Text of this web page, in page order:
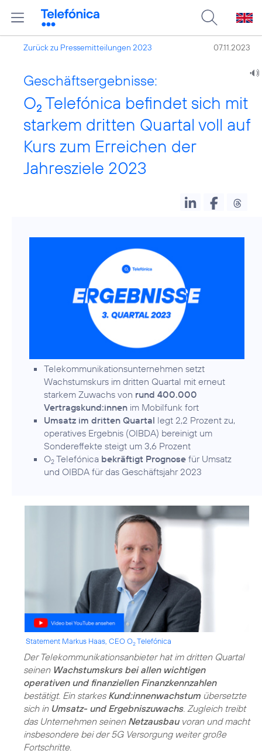
Zurück zu Pressemitteilungen 2023 07.11.2023
Geschäftsergebnisse:
O2 Telefónica befindet sich mit
starkem dritten Quartal voll auf
Kurs zum Erreichen der
Jahresziele 2023
Telekommunikationsunternehmen setzt
Wachstumskurs im dritten Quartal mit erneut
starkem Zuwachs von rund 400.000
Vertragskund:innen im Mobilfunk fort
Umsatz im dritten Quartal legt 2,2 Prozent zu,
operatives Ergebnis (OIBDA) bereinigt um
Sondereffekte steigt um 3,6 Prozent
O2 Telefónica bekräftigt Prognose für Umsatz
und OIBDA für das Geschäftsjahr 2023
Statement Markus Haas, CEO O2Telefónica
Der Telekommunikationsanbieter hat im dritten Quartal
seinen Wachstumskurs bei allen wichtigen
operativen und finanziellen Finanzkennzahlen
bestätigt. Ein starkes Kund:innenwachstum übersetzte
sich in Umsatz- und Ergebniszuwachs. Zugleich treibt
das Unternehmen seinen Netzausbauvoran und macht
insbesondere bei der 5G Versorgung weiter große
Fortschritte.